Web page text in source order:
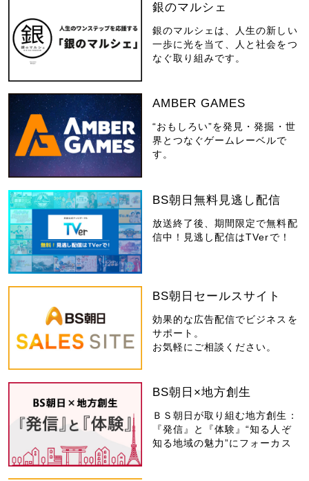
銀のマルシェ
銀のマルシェは、人生の新しい
一歩に光を当て、人と社会をつ
なぐ取り組みです。
AMBER GAMES
“おもしろい”を発見・発掘・世
界とつなぐゲームレーベルで
す。
BS朝日無料見逃し配信
放送終了後、期間限定で無料配
信中！見逃し配信はTVerで！
BS朝日セールスサイト
効果的な広告配信でビジネスを
サポート。
お気軽にご相談ください。
BS朝日×地方創生
ＢＳ朝日が取り組む地方創生：
『発信』と『体験』“知る人ぞ
知る地域の魅力”にフォーカス